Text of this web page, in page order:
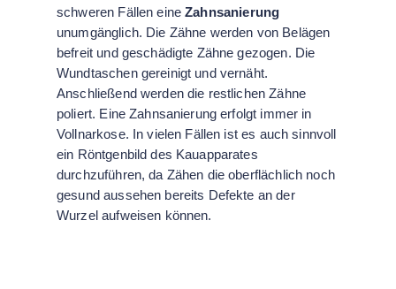
schweren Fällen eineZahnsanierung
unumgänglich. Die Zähne werden von Belägen
befreit und geschädigte Zähne gezogen. Die
Wundtaschen gereinigt und vernäht.
Anschließend werden die restlichen Zähne
poliert. Eine Zahnsanierung erfolgt immer in
Vollnarkose. In vielen Fällen ist es auch sinnvoll
ein Röntgenbild des Kauapparates
durchzuführen, da Zähen die oberflächlich noch
gesund aussehen bereits Defekte an der
Wurzel aufweisen können.